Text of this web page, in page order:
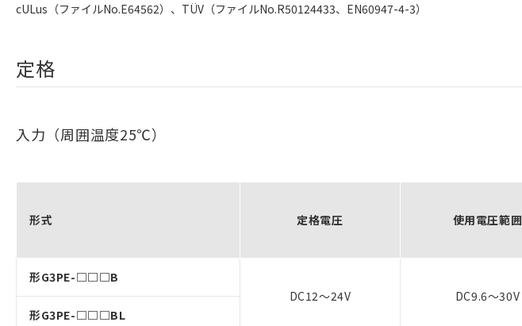
cULus（ファイルNo.E64562）、TÜV（ファイルNo.R50124433、EN60947-4-3）
定格
入力（周囲温度25℃）
形式 定格電圧 使用電圧範囲
形G3PE-□□□B
DC12～24V
DC9.6～30V
形G3PE-□□□BL